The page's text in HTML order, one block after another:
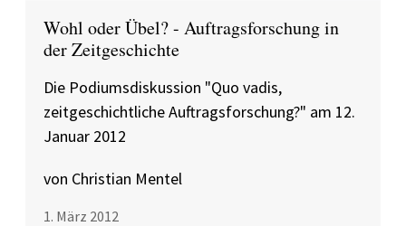
Wohl oder Übel? - Auftragsforschung in
der Zeitgeschichte
Die Podiumsdiskussion "Quo vadis,
zeitgeschichtliche Auftragsforschung?" am 12.
Januar 2012
von Christian Mentel
1. März 2012